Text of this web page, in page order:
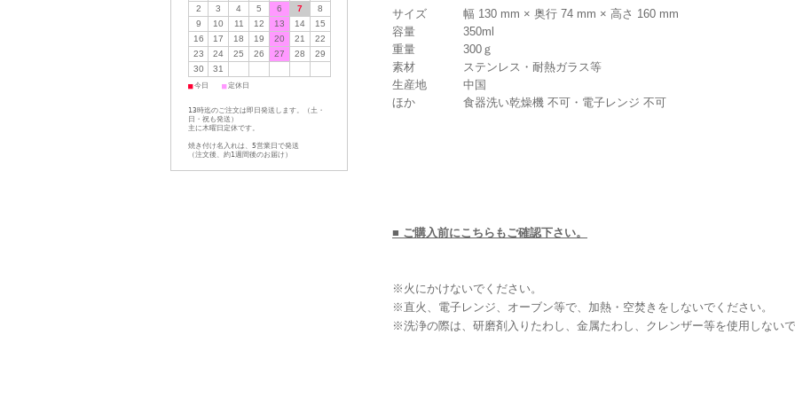
サイズ
幅 130 mm × 奥行 74 mm × 高さ 160 mm
容量
350ml
重量
300ｇ
素材
ステンレス・耐熱ガラス等
生産地
中国
ほか
食器洗い乾燥機 不可・電子レンジ 不可
■ ご購入前にこちらもご確認下さい。
※火にかけないでください。
※直火、電子レンジ、オーブン等で、加熱・空焚きをしないでください。
※洗浄の際は、研磨剤入りたわし、金属たわし、クレンザー等を使用しないで
2
3 4 5 6 7
8
9
10 11 12 13 14
15
16
17 18 19 20 21
22
23
24 25 26 27 28
29
30
31
■ 今日 ■ 定休日
13時迄のご注文は即日発送します。（土・
日・祝も発送）
主に木曜日定休です。
焼き付け名入れは、5営業日で発送
（注文後、約1週間後のお届け）